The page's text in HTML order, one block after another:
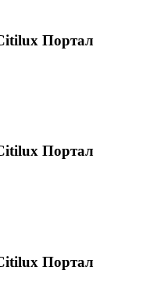
Портал
Портал
Портал